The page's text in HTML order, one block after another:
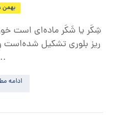
بهمن ۸, ۱۳۹۹
شِکَر یا شَکَر ماده‌ای است
ریز بلوری تشکیل شده‌است
ادامه